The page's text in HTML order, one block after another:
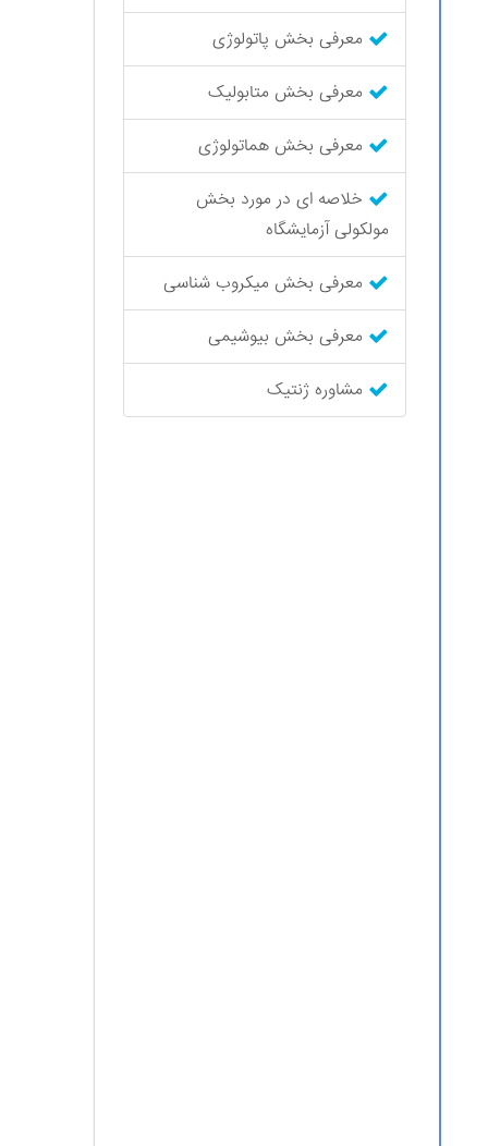
معرفی بخش پاتولوژی
معرفی بخش متابولیک
معرفی بخش هماتولوژی
خلاصه ای در مورد بخش
مولکولی آزمایشگاه
معرفی بخش میکروب شناسی
معرفی بخش بیوشیمی
مشاوره ژنتیک